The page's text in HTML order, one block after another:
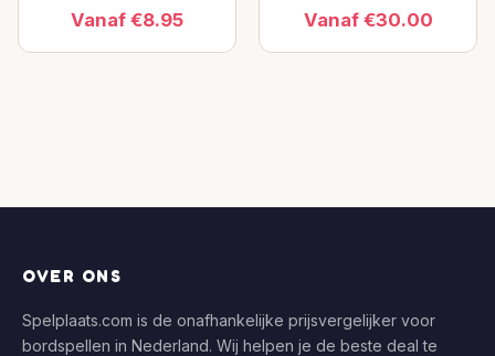
Vanaf €8.95 Vanaf €30.00
OVER ONS
Spelplaats.com is de onafhankelijke prijsvergelijker voor
bordspellen in Nederland. Wij helpen je de beste deal te